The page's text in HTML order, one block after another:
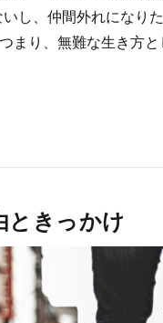
し、仲間外れになり
まり、無難な生き方
ときっかけ